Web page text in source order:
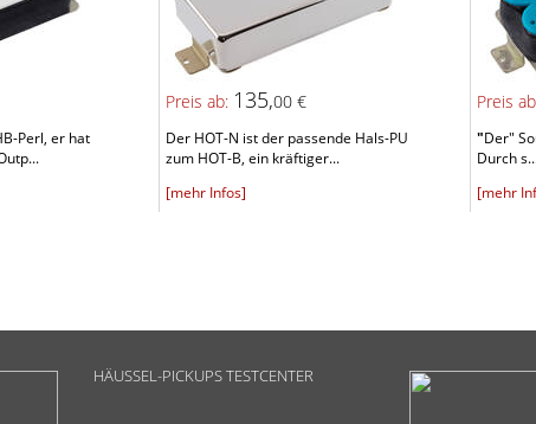
Perl, er hat
Preis ab: 135,00 €
Der HOT-N ist der passende Hals-PU
zum HOT-B, ein kräftiger...
[mehr Infos]
Preis
"Der"
Durch
[mehr
HÄUSSEL-PICKUPS TESTCENTER